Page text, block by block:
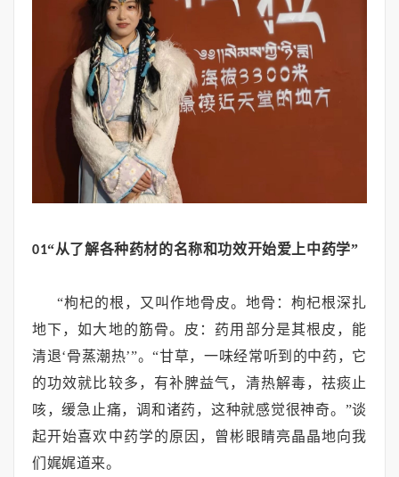
01“从了解各种药材的名称和功效开始爱上中药学”
“枸杞的根，又叫作地骨皮。地骨：枸杞根深扎
地下，如大地的筋骨。皮：药用部分是其根皮，能
清退‘骨蒸潮热’”。“甘草，一味经常听到的中药，它
的功效就比较多，有补脾益气，清热解毒，祛痰止
咳，缓急止痛，调和诸药，这种就感觉很神奇。”谈
起开始喜欢中药学的原因，曾彬眼睛亮晶晶地向我
们娓娓道来。